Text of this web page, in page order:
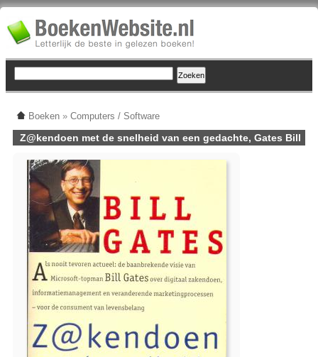
Boeken » Computers / Software
Z@kendoen met de snelheid van een gedachte, Gates Bill